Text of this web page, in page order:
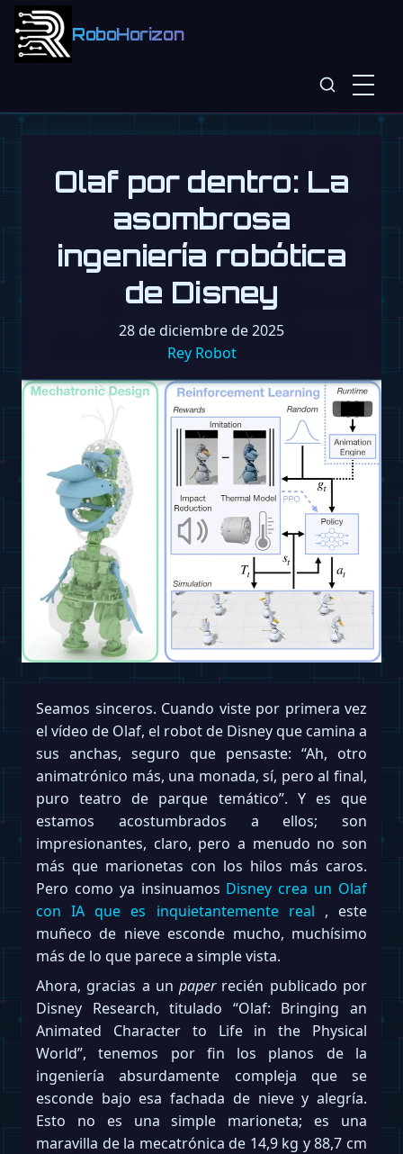
RoboHorizon
Olaf por dentro: La
asombrosa
ingeniería robótica
de Disney
28 de diciembre de 2025
Rey Robot
Seamos sinceros. Cuando viste por primera vez
el vídeo de Olaf, el robot de Disney que camina a
sus anchas, seguro que pensaste: “Ah, otro
animatrónico más, una monada, sí, pero al final,
puro teatro de parque temático”. Y es que
estamos acostumbrados a ellos; son
impresionantes, claro, pero a menudo no son
más que marionetas con los hilos más caros.
Pero como ya insinuamos Disney crea un Olaf
con IA que es inquietantemente real , este
muñeco de nieve esconde mucho, muchísimo
más de lo que parece a simple vista.
Ahora, gracias a unpaperrecién publicado por
Disney Research, titulado “Olaf: Bringing an
Animated Character to Life in the Physical
World”, tenemos por fin los planos de la
ingeniería absurdamente compleja que se
esconde bajo esa fachada de nieve y alegría.
Esto no es una simple marioneta; es una
maravilla de la mecatrónica de 14,9 kg y 88,7 cm